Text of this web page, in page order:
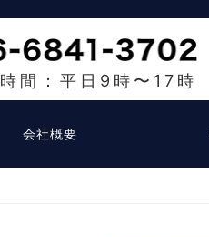
間：平日9時〜17時
会社概要